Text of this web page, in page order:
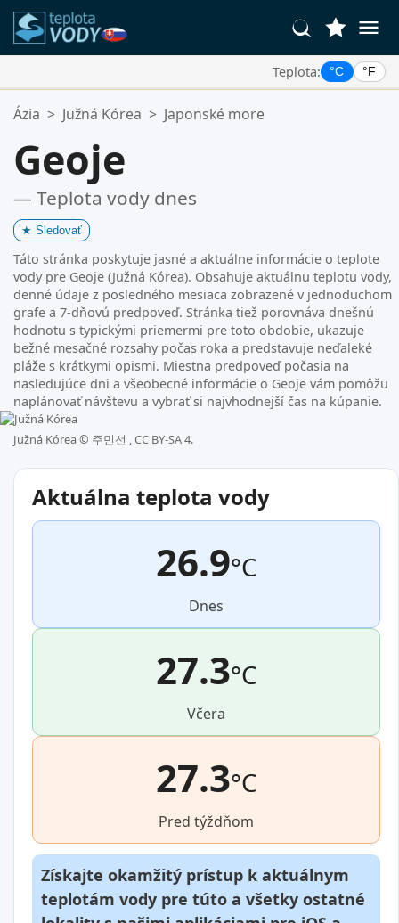
Teplota: °C °F
Vaše Obľúbené Lokality:
Ázia > Južná Kórea > Japonské more
Geoje
— Teplota vody dnes
★ Sledovať
Táto stránka poskytuje jasné a aktuálne informácie o teplote
vody pre Geoje (Južná Kórea). Obsahuje aktuálnu teplotu vody,
denné údaje z posledného mesiaca zobrazené v jednoduchom
grafe a 7-dňovú predpoveď. Stránka tiež porovnáva dnešnú
hodnotu s typickými priemermi pre toto obdobie, ukazuje
bežné mesačné rozsahy počas roka a predstavuje neďaleké
pláže s krátkymi opismi. Miestna predpoveď počasia na
nasledujúce dni a všeobecné informácie o Geoje vám pomôžu
naplánovať návštevu a vybrať si najvhodnejší čas na kúpanie.
Južná Kórea © 주민선 , CC BY-SA 4.
Aktuálna teplota vody
26.9°C
Dnes
27.3°C
Včera
27.3°C
Pred týždňom
Získajte okamžitý prístup k aktuálnym
teplotám vody pre túto a všetky ostatné